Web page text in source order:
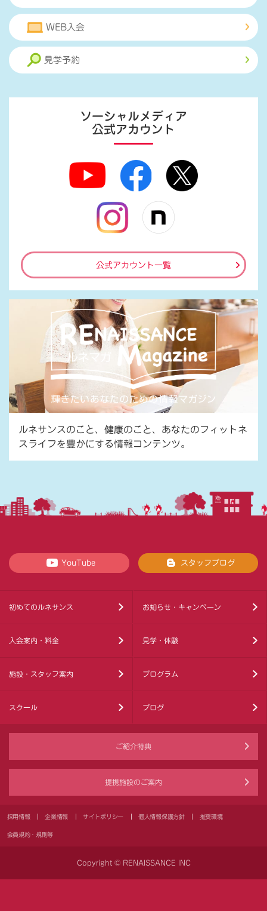
WEB入会
見学予約
ソーシャルメディア
公式アカウント
公式アカウント一覧
ルネサンスのこと、健康のこと、あなたのフィットネ
スライフを豊かにする情報コンテンツ。
YouTube スタッフブログ
初めてのルネサンス お知らせ・キャンペーン
入会案内・料金 見学・体験
施設・スタッフ案内 プログラム
スクール ブログ
ご紹介特典
提携施設のご案内
採用情報 企業情報 サイトポリシー 個人情報保護方針 推奨環境
会員規約・規則等
Copyright © RENAISSANCE INC